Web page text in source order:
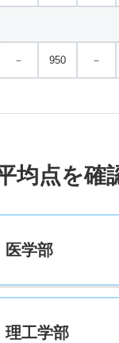
－ 950 －
均点を確
医学部
理工学部